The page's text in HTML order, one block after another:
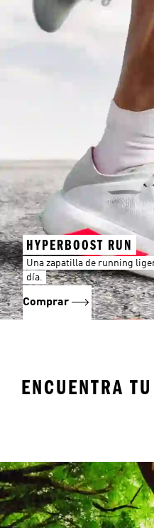
HYPERBOOST RUN
Una zapatilla de running
día.
Comprar
ENCUENTRA